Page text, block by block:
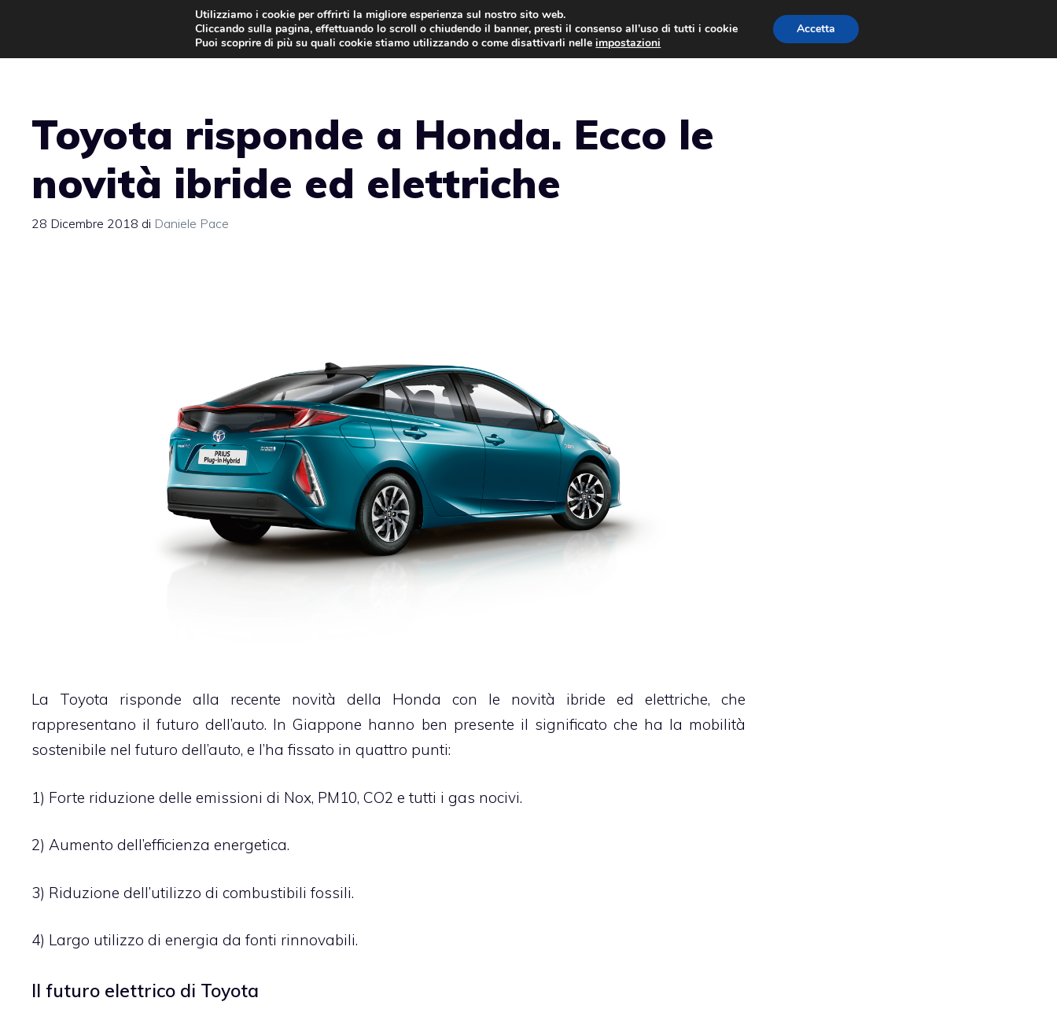
contenuto
AUTO NEWS EVENTI E FIERE
Toyota risponde a Honda. Ecco le
novità ibride ed elettriche
28 Dicembre 2018 di Daniele Pace
La Toyota risponde alla recente novità della Honda con le novità ibride ed elettriche, che
rappresentano il futuro dell’auto. In Giappone hanno ben presente il significato che ha la mobilità
sostenibile nel futuro dell’auto, e l’ha fissato in quattro punti:
1) Forte riduzione delle emissioni di Nox, PM10, CO2 e tutti i gas nocivi.
2) Aumento dell’efficienza energetica.
3) Riduzione dell’utilizzo di combustibili fossili.
4) Largo utilizzo di energia da fonti rinnovabili.
Il futuro elettrico di Toyota
Utilizziamo i cookie per offrirti la migliore esperienza sul nostro sito web.
Cliccando sulla pagina, effettuando lo scroll o chiudendo il banner, presti il consenso all’uso di tutti i cookie
Puoi scoprire di più su quali cookie stiamo utilizzando o come disattivarli nelleimpostazioni
Accetta